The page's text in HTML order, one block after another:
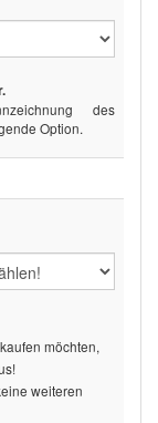
des
Option.
möchten,
weiteren